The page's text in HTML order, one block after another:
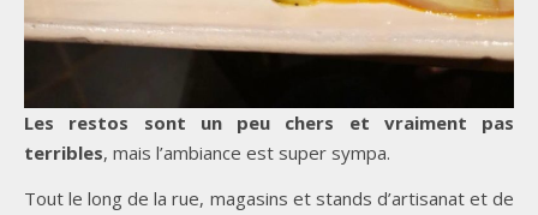
Les restos sont un peu chers et vraiment pas
terribles, mais l’ambiance est super sympa.
Tout le long de la rue, magasins et stands d’artisanat et de